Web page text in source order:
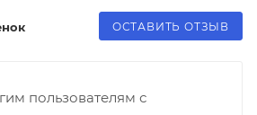
ОСТАВИТЬ ОТЗЫВ
пользователям с